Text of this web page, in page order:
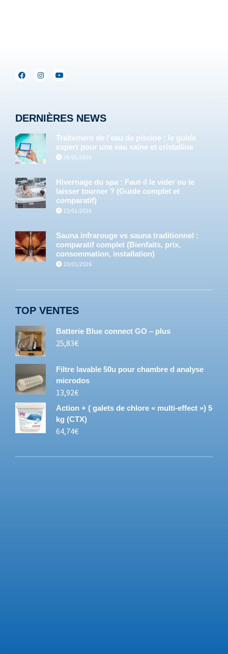
DERNIÈRES NEWS
Traitement de l’eau de piscine : le guide
expert pour une eau saine et cristalline
26/01/2026
Hivernage du spa : Faut-il le vider ou le
laisser tourner ? (Guide complet et
comparatif)
15/01/2026
Sauna infrarouge vs sauna traditionnel :
comparatif complet (Bienfaits, prix,
consommation, installation)
10/01/2026
TOP VENTES
Batterie Blue connect GO – plus
25,83€
Filtre lavable 50u pour chambre d analyse
microdos
13,92€
Action + ( galets de chlore « multi-effect ») 5
kg (CTX)
64,74€